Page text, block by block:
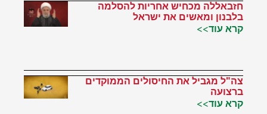
חזבאללה מכחיש אחריות להסלמה
בלבנון ומאשים את ישראל
קרא עוד>>
צה"ל מגביל את החיסולים הממוקדים
ברצועה
קרא עוד>>